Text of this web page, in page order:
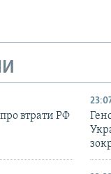
втрати РФ